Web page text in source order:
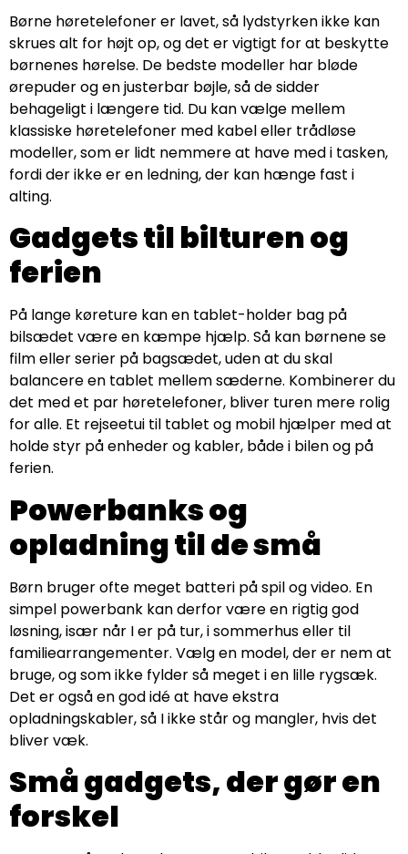
Børne høretelefoner er lavet, så lydstyrken ikke kan
skrues alt for højt op, og det er vigtigt for at beskytte
børnenes hørelse. De bedste modeller har bløde
ørepuder og en justerbar bøjle, så de sidder
behageligt i længere tid. Du kan vælge mellem
klassiske høretelefoner med kabel eller trådløse
modeller, som er lidt nemmere at have med i tasken,
fordi der ikke er en ledning, der kan hænge fast i
alting.
Gadgets til bilturen og
ferien
På lange køreture kan en tablet-holder bag på
bilsædet være en kæmpe hjælp. Så kan børnene se
film eller serier på bagsædet, uden at du skal
balancere en tablet mellem sæderne. Kombinerer du
det med et par høretelefoner, bliver turen mere rolig
for alle. Et rejseetui til tablet og mobil hjælper med at
holde styr på enheder og kabler, både i bilen og på
ferien.
Powerbanks og
opladning til de små
Børn bruger ofte meget batteri på spil og video. En
simpel powerbank kan derfor være en rigtig god
løsning, især når I er på tur, i sommerhus eller til
familiearrangementer. Vælg en model, der er nem at
bruge, og som ikke fylder så meget i en lille rygsæk.
Det er også en god idé at have ekstra
opladningskabler, så I ikke står og mangler, hvis det
bliver væk.
Små gadgets, der gør en
forskel